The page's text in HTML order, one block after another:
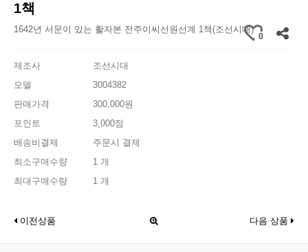
1책
1642년 서문이 있는 활자본 전주이씨선원선계 1책(조선시대)
0
제조사
조선시대
모델
3004382
판매가격
300,000원
포인트
3,000점
배송비결제
주문시 결제
최소구매수량
1 개
최대구매수량
1 개
이전상품 다음 상품